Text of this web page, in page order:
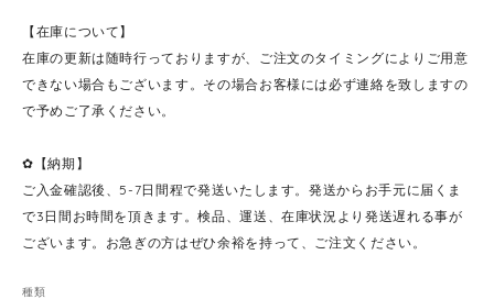
【在庫について】
在庫の更新は随時行っておりますが、ご注文のタイミングによりご用意
できない場合もございます。その場合お客様には必ず連絡を致しますの
で予めご了承ください。
✿【納期】
ご入金確認後、5-7日間程で発送いたします。発送からお手元に届くま
で3日間お時間を頂きます。検品、運送、在庫状況より発送遅れる事が
ございます。お急ぎの方はぜひ余裕を持って、ご注文ください。
種類